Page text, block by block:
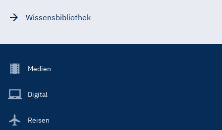
Wissensbibliothek
Footer
Main
Medien
Digital
Reisen